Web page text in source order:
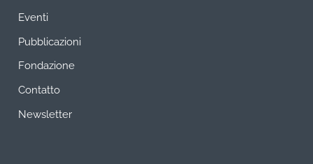
Eventi
Pubblicazioni
Fondazione
Contatto
Newsletter